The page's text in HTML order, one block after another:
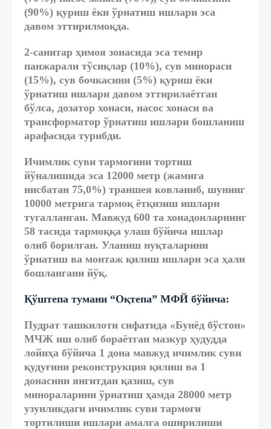
(90%) қуриш ёки ўрнатиш ишлари эса
давом эттирилмоқда.
2-санитар ҳимоя зонасида эса темир
панжарали тўсиқлар (10%), сув минораси
(15%), сув бочкасини (5%) қуриш ёки
ўрнатиш ишлари давом эттирилаётган
бўлса, дозатор хонаси, насос хонаси ва
трансформатор ўрнатиш ишлари бошланиш
арафасида турибди.
Ичимлик суви тармоғини тортиш
йўналишида эса 12000 метр (жамига
нисбатан 75,0%) траншея ковланиб, шунинг
10000 метрига тармоқ ётқизиш ишлари
тугалланган. Мавжуд 600 та хонадонларнинг
58 тасида тармоққа улаш бўйича ишлар
олиб борилган. Уланиш нуқталарини
ўрнатиш ва монтаж қилиш ишлари эса ҳали
бошлангани йўқ.
Қўштепа тумани “Оқтепа” МФЙ бўйича:
Пудрат ташкилоти сифатида «Бунёд бўстон»
МЧЖ иш олиб бораётган мазкур ҳудудда
лойиҳа бўйича 1 дона мавжуд ичимлик суви
қудуғини реконструкция қилиш ва 1
донасини янгитдан қазиш, сув
минораларини ўрнатиш ҳамда 28000 метр
узунликдаги ичимлик суви тармоғи
тортилиши ишлари амалга оширилиши